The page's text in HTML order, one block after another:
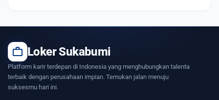
work Loker Sukabumi
Platform karir terdepan di Indonesia yang menghubungkan talenta
terbaik dengan perusahaan impian. Temukan jalan menuju
suksesmu hari ini.